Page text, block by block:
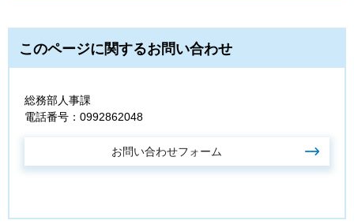
このページに関するお問い合わせ
総務部人事課
電話番号：0992862048